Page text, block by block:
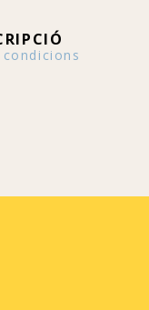
condicions